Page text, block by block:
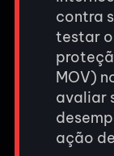
contra
testar
MOV)
avaliar
ação